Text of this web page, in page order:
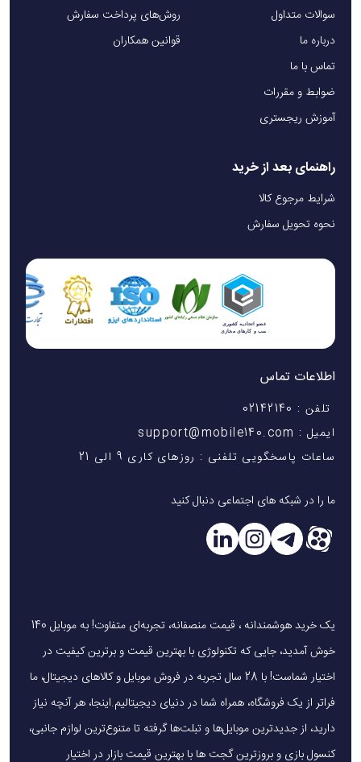
سوالات متداول
درباره ما
تماس با ما
ضوابط و مقررات
آموزش ریجستری
روش‌های پرداخت سفارش
قوانین همکاران
راهنمای بعد از خرید
شرایط مرجوع کالا
نحوه تحویل سفارش
اطلاعات تماس
تلفن : 02142140
ایمیل : support@mobile140.com
ساعات پاسخگویی تلفنی : روزهای کاری 9 الی 21
ما را در شبکه های اجتماعی دنبال کنید
یک خرید هوشمندانه ، قیمت منصفانه، تجربه‌ای متفاوت! به موبایل 140
خوش آمدید، جایی که تکنولوژی با بهترین قیمت و برترین کیفیت در
اختیار شماست! با 28 سال تجربه در فروش موبایل و کالاهای دیجیتال، ما
فراتر از یک فروشگاه، همراه شما در دنیای دیجیتالیم.اینجا، هر آنچه نیاز
دارید، از جدیدترین موبایل‌ها و تبلت‌ها گرفته تا متنوع‌ترین لوازم جانبی،
کنسول بازی و بروزترین گجت ها با بهترین قیمت بازار در اختیار